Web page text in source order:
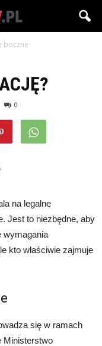
boczne
0
na legalne
Jest to niezbędne, aby
wymagania
kto właściwie zajmuje
się w ramach
Ministerstwo